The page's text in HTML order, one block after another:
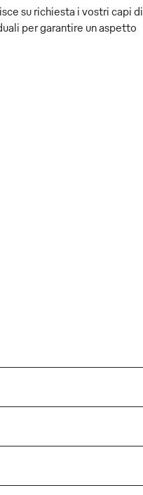
su richiesta i vostri capi di
per garantire un aspetto